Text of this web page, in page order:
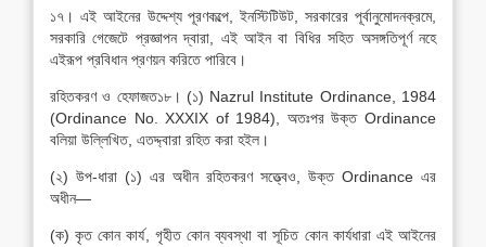
১৭। এই আইনের উদ্দেশ্য পূরণকল্পে, ইনস্টিটিউট, সরকারের পূর্বানুমোদনক্রমে,
সরকারি গেজেটে প্রজ্ঞাপন দ্বারা, এই আইন বা বিধির সহিত অসঙ্গতিপূর্ণ নহে
এইরূপ প্রবিধান প্রণয়ন করিতে পারিবে।
রহিতকরণ ও হেফাজত১৮। (১) Nazrul Institute Ordinance, 1984
(Ordinance No. XXXIX of 1984), অতঃপর উক্ত Ordinance
বলিয়া উল্লিখিত, এতদ্দ্বারা রহিত করা হইল।
(২) উপ-ধারা (১) এর অধীন রহিতকরণ সত্ত্বেও, উক্ত Ordinance এর
অধীন―
(ক) কৃত কোন কার্য, গৃহীত কোন ব্যবস্থা বা সূচিত কোন কার্যধারা এই আইনের